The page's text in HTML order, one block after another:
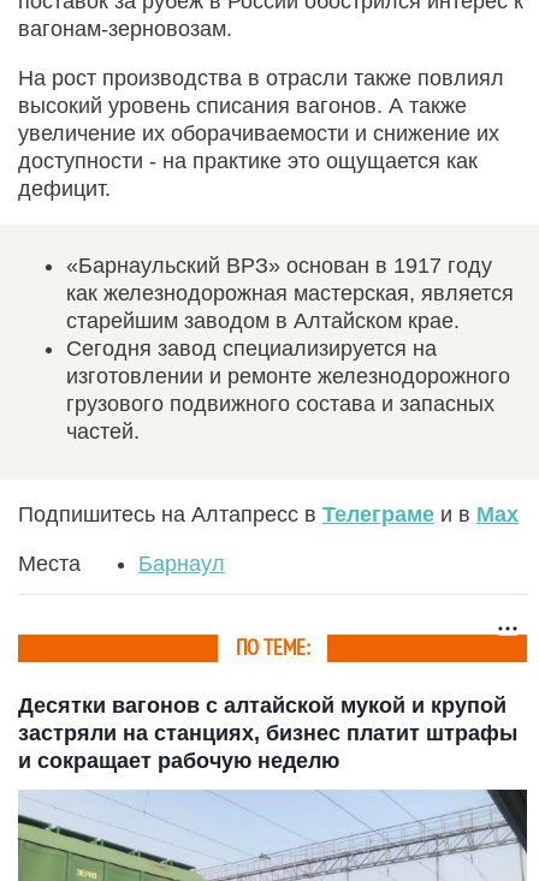
вагонам-зерновозам.
На рост производства в отрасли также повлиял
высокий уровень списания вагонов. А также
увеличение их оборачиваемости и снижение их
доступности - на практике это ощущается как
дефицит.
«Барнаульский ВРЗ» основан в 1917 году
как железнодорожная мастерская, является
старейшим заводом в Алтайском крае.
Сегодня завод специализируется на
изготовлении и ремонте железнодорожного
грузового подвижного состава и запасных
частей.
Подпишитесь на Алтапресс в Телеграме и в Max
Места Барнаул
ПО ТЕМЕ:
Десятки вагонов с алтайской мукой и крупой
застряли на станциях, бизнес платит штрафы
и сокращает рабочую неделю